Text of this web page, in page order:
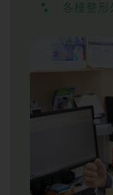
各種整形